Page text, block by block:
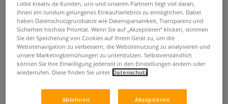
Schnelles Wisssen in 30 Minuten -
Gesichter zeichnen
Liebe kreativ.de Kunden, uns und unseren Partnern liegt viel daran,
Ihnen ein rundum gelungenes Einkaufserlebnis zu ermöglichen. Dabei
haben Datenschutzgrundsätze wie Datensparsamkeit, Transparenz und
Sicherheit höchste Priorität. Wenn Sie auf „Akzeptieren“ klicken, stimmen
Sie der Speicherung von Cookies auf Ihrem Gerät zu, um die
Websitenavigation zu verbessern, die Websitenutzung zu analysieren und
unsere Marketingbemühungen zu unterstützen. Selbstverständlich
können Sie Ihre Einwilligung jederzeit in den Einstellungen ändern oder
wiederrufen. Diese finden Sie unter Datenschutz
Ablehnen Akzeptieren